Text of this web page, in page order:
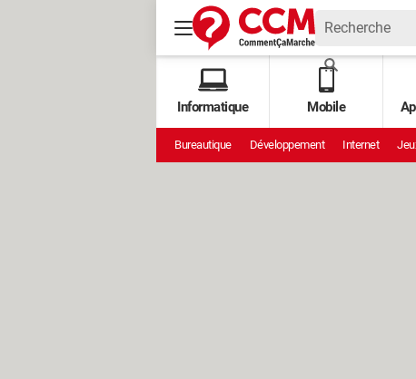
Informatique Mobile
Bureautique Développement Internet